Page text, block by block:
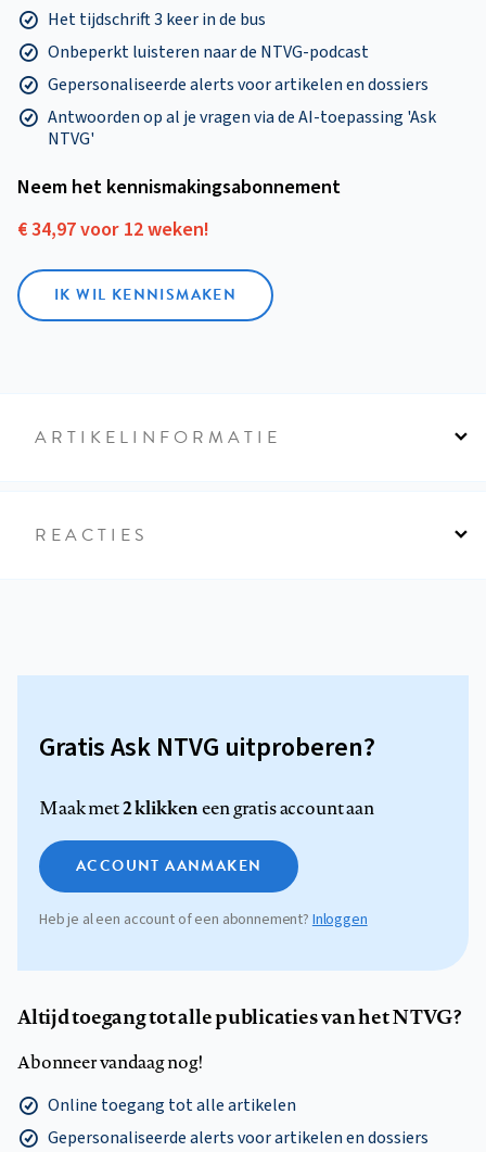
Het tijdschrift 3 keer in de bus
Onbeperkt luisteren naar de NTVG-podcast
Gepersonaliseerde alerts voor artikelen en dossiers
Antwoorden op al je vragen via de AI-toepassing 'Ask
NTVG'
Neem het kennismakings­abonnement
€ 34,97 voor 12 weken!
IK WIL KENNISMAKEN
ARTIKELINFORMATIE
REACTIES
Gratis Ask NTVG uitproberen?
Maak met2 klikkeneen gratis account aan
ACCOUNT AANMAKEN
Heb je al een account of een abonnement?Inloggen
Altijd toegang tot alle publicaties van het NTVG?
Abonneer vandaag nog!
Online toegang tot alle artikelen
Gepersonaliseerde alerts voor artikelen en dossiers